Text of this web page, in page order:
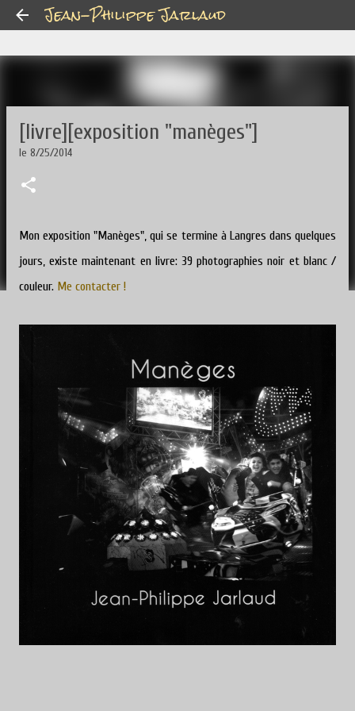
Accéder au contenu principal
Jean-Philippe Jarlaud
[livre][exposition "manèges"]
le 8/25/2014
Mon exposition "Manèges", qui se termine à Langres dans quelques
jours, existe maintenant en livre: 39 photographies noir et blanc /
couleur. Me contacter !